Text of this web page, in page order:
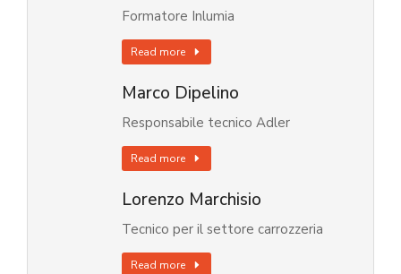
Formatore Inlumia
Read more
Marco Dipelino
Responsabile tecnico Adler
Read more
Lorenzo Marchisio
Tecnico per il settore carrozzeria
Read more